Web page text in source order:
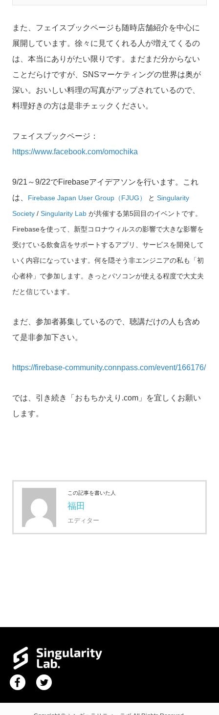
また、フェイスブックページも随時店舗紹介を中心に
展開しています。徐々に見てくれる人が増えてくるの
は、本当にありがたい限りです。まだまだ分からない
ことだらけですが、SNSマーケティングの世界は奥が
深い。おいしい料理の写真がアップされているので、
料理好きの方は是非チェックください。
フェイスブックページ：
https://www.facebook.com/omochika
9/21～9/22でFirebaseアイデアソンを行います。これ
は、 Firebase Japan User Group（FJUG） と Singularity
Society / Singularity Lab が共催する第5回目のイベントです。
Firebaseを使って、新型コロナウィルスの影響で大きな影響を
受けている飲食店をサポートするアプリ、サービスを開発して
いく内容になっています。何を隠そう非エンジニアの私も「初
心者枠」で参加します。きっとパソコンが使える程度で大丈夫
だと信じています。
まだ、参加者募集しているので、聴講だけの人も含め
て是非参加下さい。
https://firebase-community.connpass.com/event/166176/
では、引き続き「おもちかえり.com」を宜しくお願い
します。
この記事を書いた人
福田
エディター